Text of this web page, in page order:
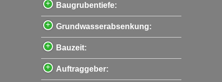
Baugrubentiefe:
Grundwasserabsenkung:
Bauzeit:
Auftraggeber: